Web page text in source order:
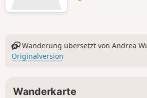
Wanderung übersetzt von Andrea
Originalversion
Wanderkarte